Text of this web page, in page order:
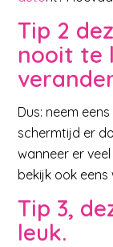
Tip 2
nooit te
Dus: neem
schermtijd er
wanneer er
bekijk ook eens
Tip 3,
leuk.